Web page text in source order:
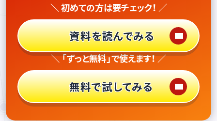
＼ 初めての方は要チェック！ ／
資料を読んでみる
＼ 「ずっと無料」で使えます！ ／
無料で試してみる